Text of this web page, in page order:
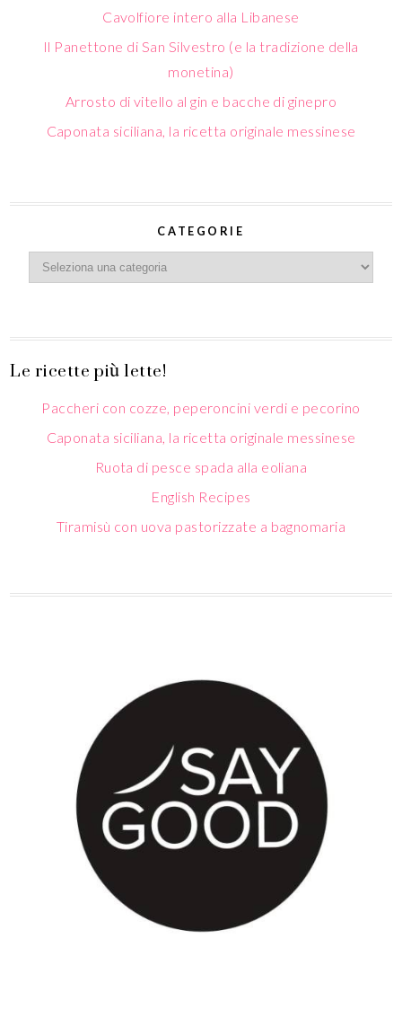
Cavolfiore intero alla Libanese
Il Panettone di San Silvestro (e la tradizione della
monetina)
Arrosto di vitello al gin e bacche di ginepro
Caponata siciliana, la ricetta originale messinese
CATEGORIE
Le ricette più lette!
Paccheri con cozze, peperoncini verdi e pecorino
Caponata siciliana, la ricetta originale messinese
Ruota di pesce spada alla eoliana
English Recipes
Tiramisù con uova pastorizzate a bagnomaria